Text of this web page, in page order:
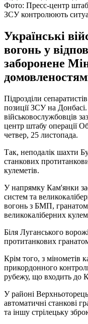
Фото: Пресс-центр
ЗСУ контролюють
Українські
вогонь у
заборонене
Підрозділи
позиції ЗСУ на
військовослужбовців
центр штабу операції
четвер, 25 листопада.
Так, неподалік шахти
станкових
кулеметів.
У напрямку Кам'янки
систем та
вогонь з БМП,
великокаліберних
Біля Луганського
протитанкових
Крім того, з мінометів
прикордонного
рубежу, що входить до
У районі
автоматичні станкові
та іншу стрілецьку